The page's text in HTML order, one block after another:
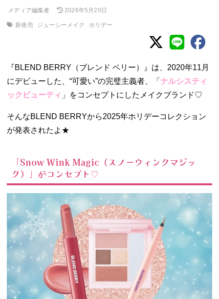
メディア編集者 2026年5月20日
新発売 ジューシーメイク ホリデー
『BLEND BERRY（ブレンド ベリー）』は、2020年11月
にデビューした、“可愛い”の完璧主義者、「 ナルシスティ
ックビューティ 」をコンセプトにしたメイクブランド♡
そんなBLEND BERRYから2025年ホリデーコレクション
が発表されたよ★
「SnowWink Magic（スノーウィンクマジッ
ク）」がコンセプト♡